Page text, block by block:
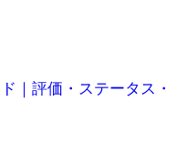
｜評価・ステータス・